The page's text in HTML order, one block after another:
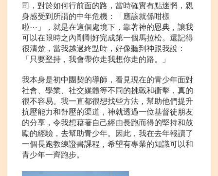
司，對於如何行前面的路，當時確實有點迷惘，親
身感受到所謂的中年危機：「應該就係咁樣
啦⋯」，就是在這個處境下，靠著神的恩典，讓我
可以在限時之內剛剛好完成第一個馬拉松。還記得
很清楚，當我越過終點時，好像聽到神跟我說：
「只要堅持，我會帶你走我想你走的路。」
我本身是初中團契的導師，看見現在的青少年面對
社會、學業、社交媒體等不同的挑戰和衝擊，真的
很不容易。我一直都很想找些方法，幫助他們提升
抗壓能力和舒壓的渠道，神就透過一位基督徒朋友
的分享，令我想藉著自己經由長跑而得的堅持和鼓
勵的經驗，去幫助青少年。因此，我在去年報讀了
一個長跑教練證書課程，希望有專業的知識可以和
青少年一齊跑步。